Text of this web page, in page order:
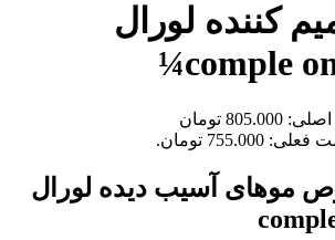
کننده لورال
قیمت اصلی: 805.000 تومان
755.000 تومان.
موهای آسیب دیده لورال